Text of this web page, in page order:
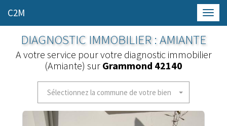
C2M
DIAGNOSTIC IMMOBILIER : AMIANTE
A votre service pour votre diagnostic immobilier
(Amiante) sur Grammond 42140
Sélectionnez la commune de votre bien